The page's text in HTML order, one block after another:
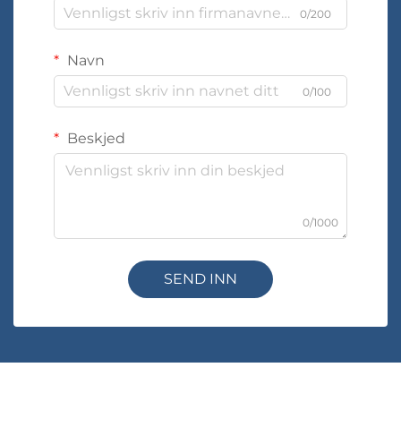
0/200
Navn
0/100
Beskjed
0/1000
SEND INN